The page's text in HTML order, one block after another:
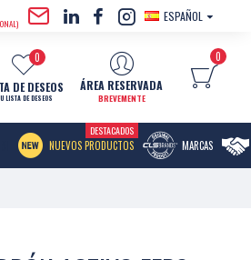
ESPAÑOL
DE DESEOS
LISTA DE DESEOS
0
ÁREA RESERVADA
BREVEMENTE
0
NUEVOS PRODUCTOS
DESTACADOS
MARCAS